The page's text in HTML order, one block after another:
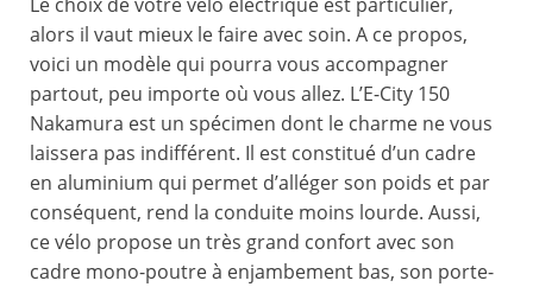
alors il vaut mieux le faire avec soin. A ce propos,
voici un modèle qui pourra vous accompagner
partout, peu importe où vous allez. L’E-City 150
Nakamura est un spécimen dont le charme ne vous
laissera pas indifférent. Il est constitué d’un cadre
en aluminium qui permet d’alléger son poids et par
conséquent, rend la conduite moins lourde. Aussi,
ce vélo propose un très grand confort avec son
cadre mono-poutre à enjambement bas, son porte-